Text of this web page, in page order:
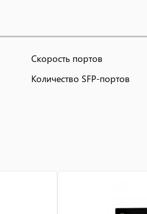
Скорость портов
Количество SFP-портов